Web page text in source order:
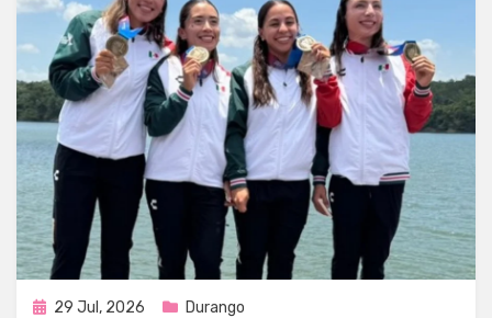
Publicada
29 Jul, 2026 Durango